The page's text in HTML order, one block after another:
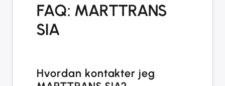
FAQ: MARTTRANS
SIA
Hvordan kontakter jeg